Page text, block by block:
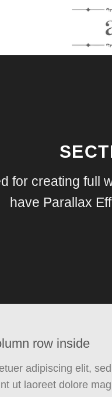
for creating full
have Parallax
row inside
adipiscing elit, sed
ut laoreet dolore